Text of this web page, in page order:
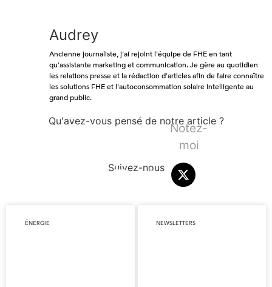
Audrey
Ancienne journaliste, j'ai rejoint l'équipe de FHE en tant
qu'assistante marketing et communication. Je gère au quotidien
les relations presse et la rédaction d'articles afin de faire connaître
les solutions FHE et l'autoconsommation solaire intelligente au
grand public.
Qu'avez-vous pensé de notre article ?
Notez-
moi
Suivez-nous
ÉNERGIE NEWSLETTERS